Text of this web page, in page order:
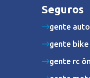
Seguros
gente auto
gente bike
gente rc